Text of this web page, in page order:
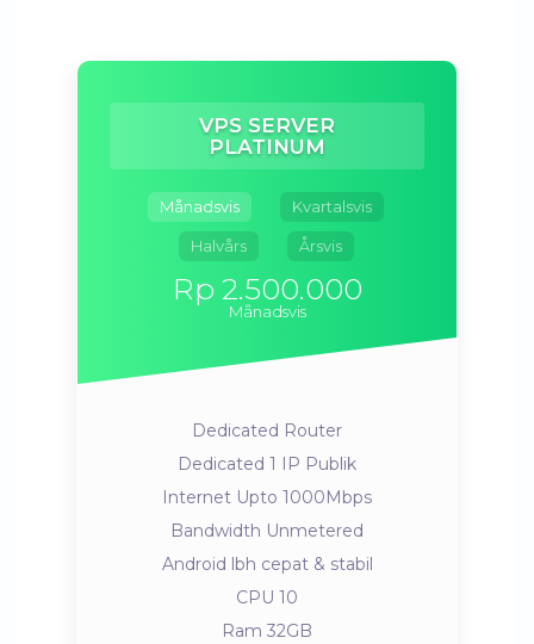
VPS SERVER
PLATINUM
Månadsvis Kvartalsvis
Halvårs Årsvis
Rp 2.500.000
Månadsvis
Dedicated Router
Dedicated 1 IP Publik
Internet Upto 1000Mbps
Bandwidth Unmetered
Android lbh cepat & stabil
CPU 10
Ram 32GB